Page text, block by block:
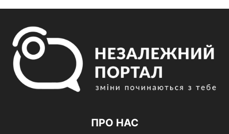
ПРО НАС